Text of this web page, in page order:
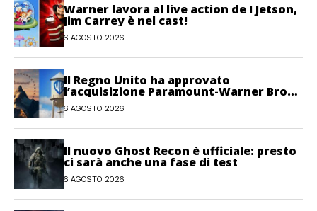
Warner lavora al live action de I Jetson,
Jim Carrey è nel cast!
6 AGOSTO 2026
Il Regno Unito ha approvato
l’acquisizione Paramount-Warner Bros
Discovery
6 AGOSTO 2026
Il nuovo Ghost Recon è ufficiale: presto
ci sarà anche una fase di test
6 AGOSTO 2026